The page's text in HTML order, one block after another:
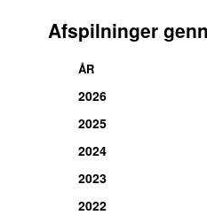
Afspilninger
ÅR
2026
2025
2024
2023
2022